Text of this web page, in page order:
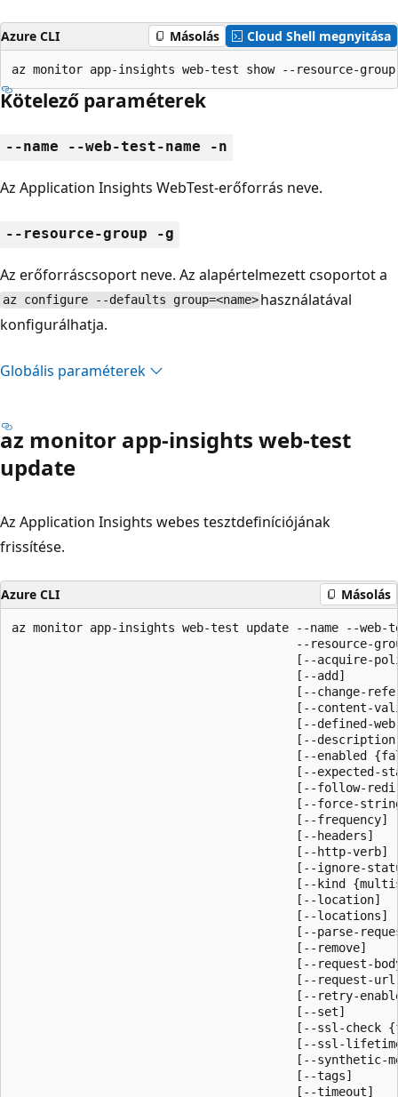
Azure CLI Másolás Cloud Shell megnyitása
az monitor app-insights web-test show --resource-group
Kötelező paraméterek
--name --web-test-name -n
Az Application Insights WebTest-erőforrás neve.
--resource-group -g
Az erőforráscsoport neve. Az alapértelmezett csoportot a
az configure --defaults group=<name> használatával
konfigurálhatja.
Globális paraméterek
az monitor app-insights web-test
update
Az Application Insights webes tesztdefiníciójának
frissítése.
Azure CLI Másolás
az monitor app-insights web-test update --name --web-
--resource-
[--acquire-
                                        [--add]
[--change-
[--content-
[--defined-
[--
[--enabled
[--expected-
[--follow-
[--force-
                                        [--frequency]
                                        [--headers]
                                        [--http-verb]
[--ignore-
[--kind
                                        [--location]
                                        [--locations]
[--parse-
                                        [--remove]
[--request-
[--request-
[--retry-
                                        [--set]
[--ssl-check
[--ssl-
[--synthetic-
                                        [--tags]
                                        [--timeout]